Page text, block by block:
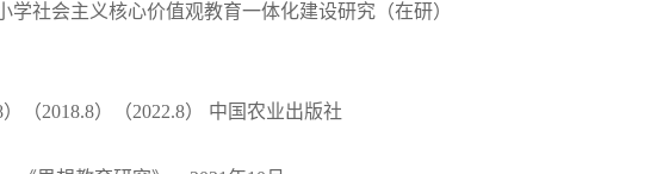
学社会主义核心价值观教育一体化建设研究（在研）
（2018.8）（2022.8） 中国农业出版社